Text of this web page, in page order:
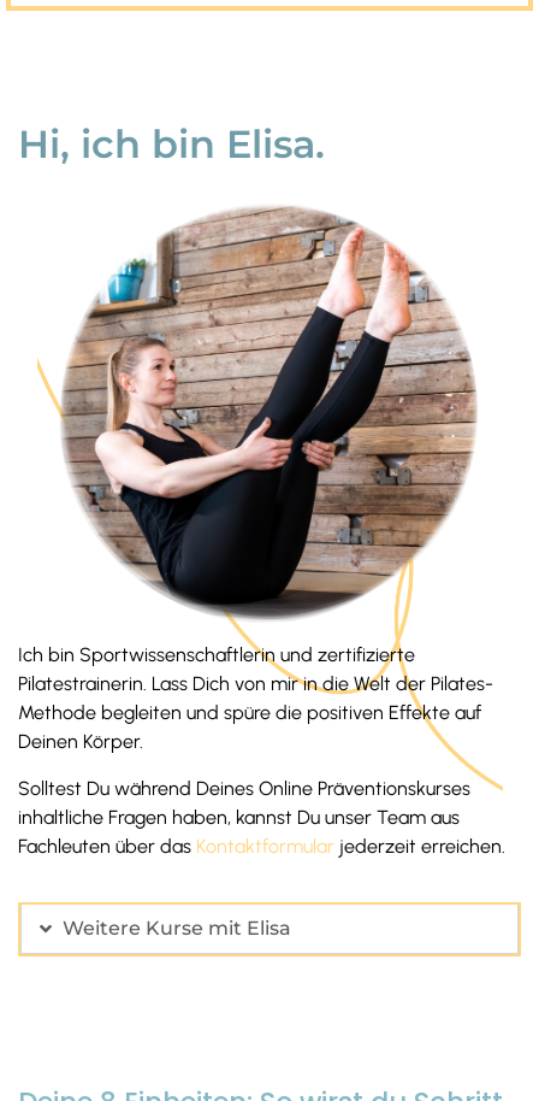
Hi, ich bin Elisa.
Ich bin Sportwissenschaftlerin und zertifizierte
Pilatestrainerin. Lass Dich von mir in die Welt der Pilates-
Methode begleiten und spüre die positiven Effekte auf
Deinen Körper.
Solltest Du während Deines Online Präventionskurses
inhaltliche Fragen haben, kannst Du unser Team aus
Fachleuten über das Kontaktformular jederzeit erreichen.
Weitere Kurse mit Elisa